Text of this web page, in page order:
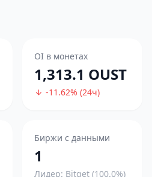
OI в монетах
1,313.1 OUST
-11.62% (24ч)
Биржи с данными
1
Лидер: Bitget (100.0%)